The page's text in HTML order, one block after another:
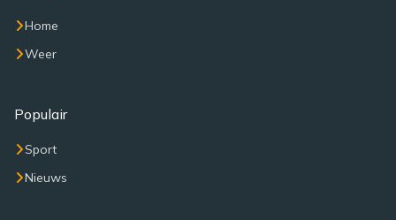
Home
Weer
Populair
Sport
Nieuws